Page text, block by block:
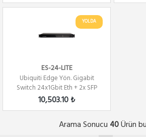
YOLDA
ES-24-LITE
Ubiquiti Edge Yön. Gigabit
Switch 24x1Gbit Eth + 2x SFP
10,503.10 ₺
Arama Sonucu 40Ürün